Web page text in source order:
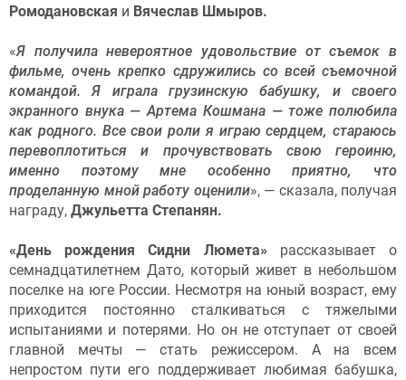
Ромодановская и Вячеслав Шмыров.
«Я получила невероятное удовольствие от съемок в
фильме, очень крепко сдружились со всей съемочной
командой. Я играла грузинскую бабушку, и своего
экранного внука — Артема Кошмана — тоже полюбила
как родного. Все свои роли я играю сердцем, стараюсь
перевоплотиться и прочувствовать свою героиню,
именно поэтому мне особенно приятно, что
проделанную мной работу оценили», — сказала, получая
награду, Джульетта Степанян.
«День рождения Сидни Люмета» рассказывает о
семнадцатилетнем Дато, который живет в небольшом
поселке на юге России. Несмотря на юный возраст, ему
приходится постоянно сталкиваться с тяжелыми
испытаниями и потерями. Но он не отступает от своей
главной мечты — стать режиссером. А на всем
непростом пути его поддерживает любимая бабушка,